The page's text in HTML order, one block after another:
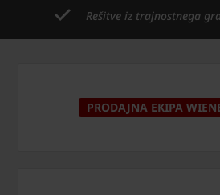
Rešitve iz trajnostnega
PRODAJNA EKIPA